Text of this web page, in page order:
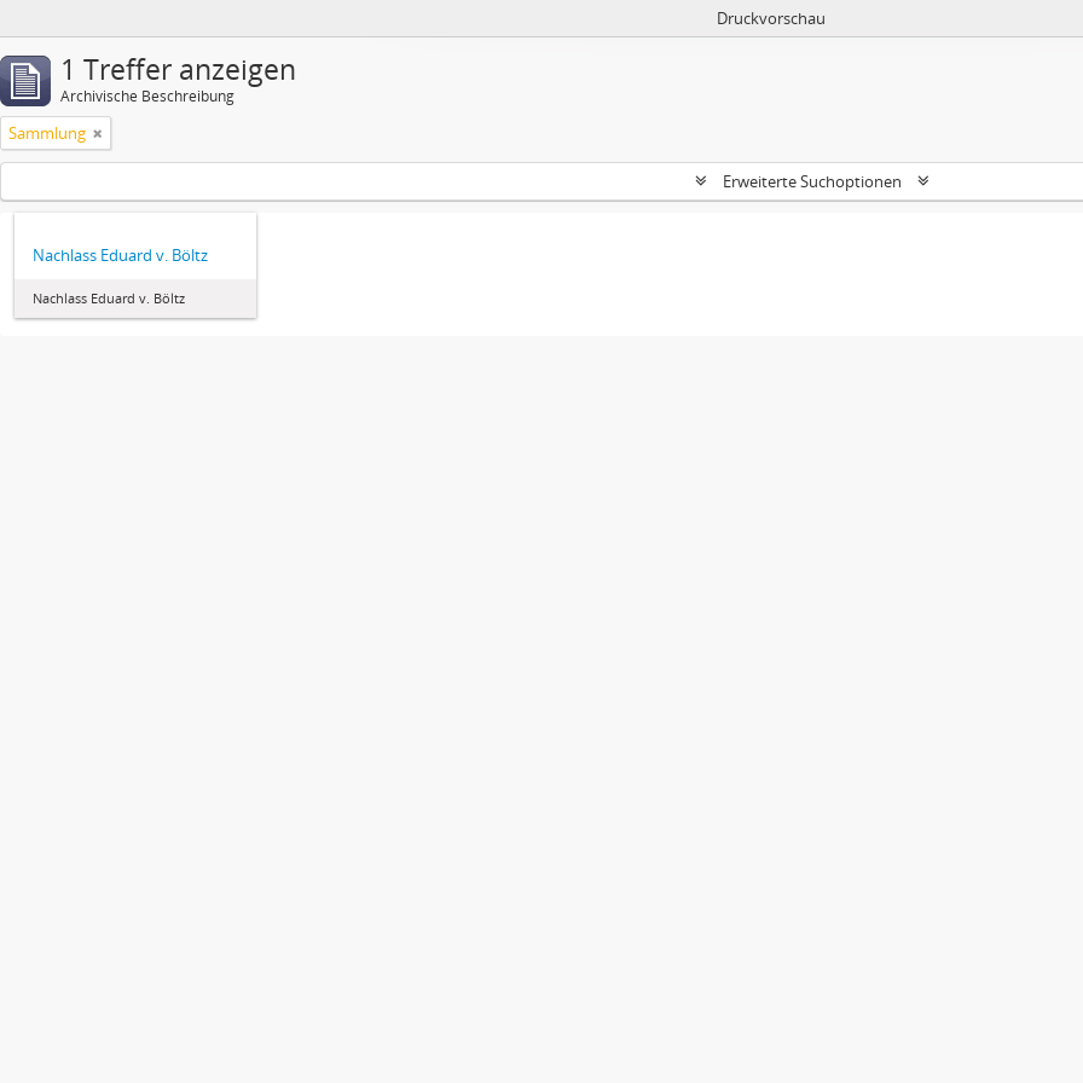
Druckvorschau
1 Treffer anzeigen
Archivische Beschreibung
Sammlung
Erweiterte Suchoptionen
Nachlass Eduard v. Böltz
Nachlass Eduard v. Böltz